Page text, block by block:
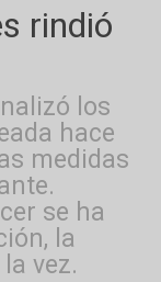
rindió
los
hace
medidas
se ha
la
vez.